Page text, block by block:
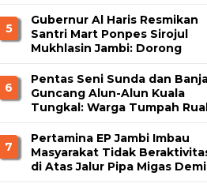
5
Gubernur Al Haris Resmikan
Santri Mart Ponpes Sirojul
Mukhlasin Jambi: Dorong
Pesantren
6
Pentas Seni Sunda dan
Guncang Alun-Alun Kuala
Tungkal: Warga Tumpah
7
Pertamina EP Jambi Imbau
Masyarakat Tidak
di Atas Jalur Pipa Migas Demi